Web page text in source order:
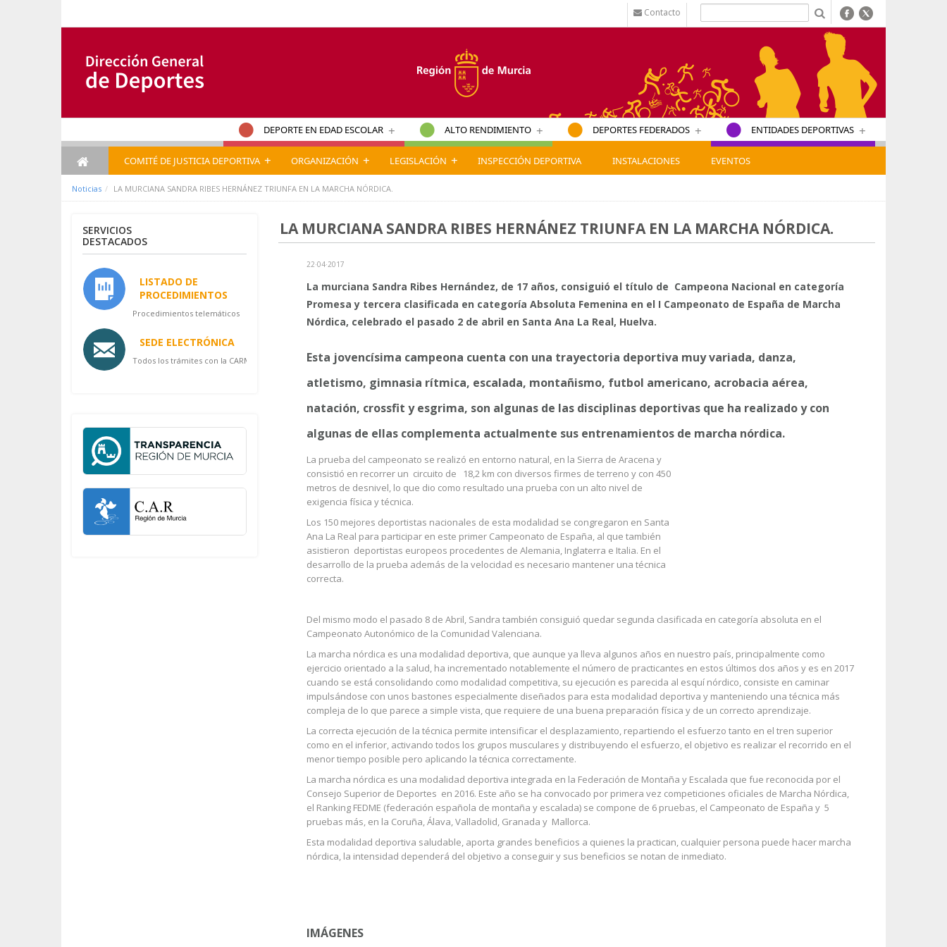
Contacto
DEPORTE EN EDAD ESCOLAR + ALTO RENDIMIENTO + DEPORTES FEDERADOS + ENTIDADES DEPORTIVAS +
COMITÉ DE JUSTICIA DEPORTIVA + ORGANIZACIÓN + LEGISLACIÓN + INSPECCIÓN DEPORTIVA INSTALACIONES EVENTOS
Noticias LA MURCIANA SANDRA RIBES HERNÁNEZ TRIUNFA EN LA MARCHA NÓRDICA.
SERVICIOS
DESTACADOS
LISTADO DE
PROCEDIMIENTOS
Procedimientos telemáticos
SEDE ELECTRÓNICA
Todos los trámites con la CARM
LA MURCIANA SANDRA RIBES HERNÁNEZ TRIUNFA EN LA MARCHA NÓRDICA.
22·04·2017
La murciana Sandra Ribes Hernández, de 17 años, consiguió el título de Campeona Nacional en categoría
Promesa y tercera clasificada en categoría Absoluta Femenina en el I Campeonato de España de Marcha
Nórdica, celebrado el pasado 2 de abril en Santa Ana La Real, Huelva.
Esta jovencísima campeona cuenta con una trayectoria deportiva muy variada, danza,
atletismo, gimnasia rítmica, escalada, montañismo, futbol americano, acrobacia aérea,
natación, crossfit y esgrima, son algunas de las disciplinas deportivas que ha realizado y con
algunas de ellas complementa actualmente sus entrenamientos de marcha nórdica.
La prueba del campeonato se realizó en entorno natural, en la Sierra de Aracena y
consistió en recorrer un circuito de 18,2 km con diversos firmes de terreno y con 450
metros de desnivel, lo que dio como resultado una prueba con un alto nivel de
exigencia física y técnica.
Los 150 mejores deportistas nacionales de esta modalidad se congregaron en Santa
Ana La Real para participar en este primer Campeonato de España, al que también
asistieron deportistas europeos procedentes de Alemania, Inglaterra e Italia. En el
desarrollo de la prueba además de la velocidad es necesario mantener una técnica
correcta.
Del mismo modo el pasado 8 de Abril, Sandra también consiguió quedar segunda clasificada en categoría absoluta en el
Campeonato Autonómico de la Comunidad Valenciana.
La marcha nórdica es una modalidad deportiva, que aunque ya lleva algunos años en nuestro país, principalmente como
ejercicio orientado a la salud, ha incrementado notablemente el número de practicantes en estos últimos dos años y es en 2017
cuando se está consolidando como modalidad competitiva, su ejecución es parecida al esquí nórdico, consiste en caminar
impulsándose con unos bastones especialmente diseñados para esta modalidad deportiva y manteniendo una técnica más
compleja de lo que parece a simple vista, que requiere de una buena preparación física y de un correcto aprendizaje.
La correcta ejecución de la técnica permite intensificar el desplazamiento, repartiendo el esfuerzo tanto en el tren superior
como en el inferior, activando todos los grupos musculares y distribuyendo el esfuerzo, el objetivo es realizar el recorrido en el
menor tiempo posible pero aplicando la técnica correctamente.
La marcha nórdica es una modalidad deportiva integrada en la Federación de Montaña y Escalada que fue reconocida por el
Consejo Superior de Deportes en 2016. Este año se ha convocado por primera vez competiciones oficiales de Marcha Nórdica,
el Ranking FEDME (federación española de montaña y escalada) se compone de 6 pruebas, el Campeonato de España y 5
pruebas más, en la Coruña, Álava, Valladolid, Granada y Mallorca.
Esta modalidad deportiva saludable, aporta grandes beneficios a quienes la practican, cualquier persona puede hacer marcha
nórdica, la intensidad dependerá del objetivo a conseguir y sus beneficios se notan de inmediato.
IMÁGENES